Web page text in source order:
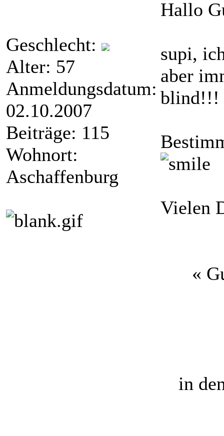
Geschlecht:
Alter: 57
Anmeldungsdatum:
02.10.2007
Beiträge: 115
Wohnort:
Aschaffenburg
Hallo
supi,
aber
blind!!!
Vielen
«
in